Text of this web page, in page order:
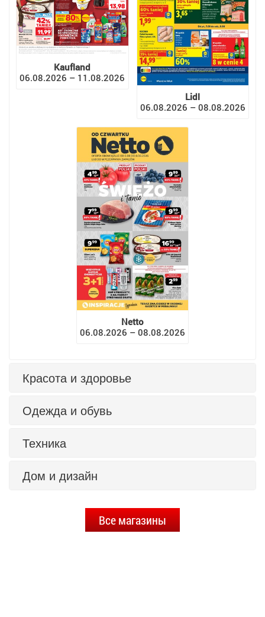
Kaufland
06.08.2026 – 11.08.2026
Lidl
06.08.2026 – 08.08.2026
Netto
06.08.2026 – 08.08.2026
Красота и здоровье
Одежда и обувь
Техника
Дом и дизайн
Все магазины